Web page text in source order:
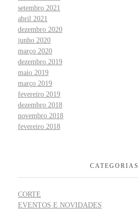
setembro 2021
abril 2021
dezembro 2020
junho 2020
março 2020
dezembro 2019
maio 2019
março 2019
fevereiro 2019
dezembro 2018
novembro 2018
fevereiro 2018
CATEGORIAS
CORTE
EVENTOS E NOVIDADES